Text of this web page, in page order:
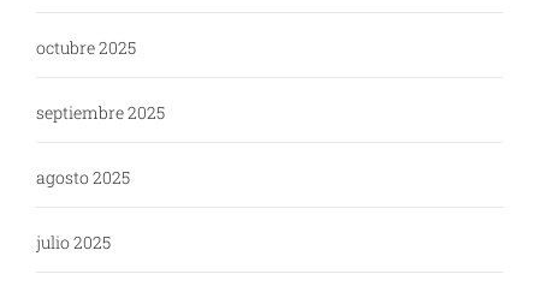
octubre 2025
septiembre 2025
agosto 2025
julio 2025